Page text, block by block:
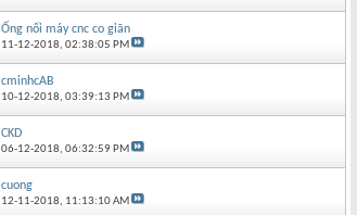
Ống nối máy cnc co giãn
11-12-2018,02:38:05 PM
cminhcAB
10-12-2018,03:39:13 PM
CKD
06-12-2018,06:32:59 PM
cuong
12-11-2018, 11:13:10 AM